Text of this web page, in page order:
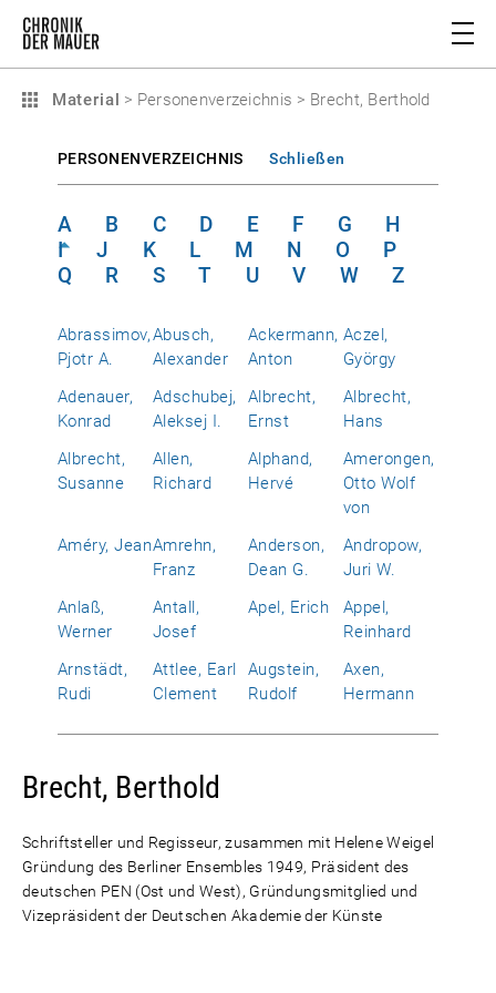
Material > Personenverzeichnis > Brecht, Berthold
PERSONENVERZEICHNIS Schließen
A B C D E F G
H
I
J K L M N O
P
Q
R S T U V W Z
Abrassimov,
Pjotr A.
Abusch,
Alexander
Ackermann,
Anton
Aczel,
György
Adenauer,
Konrad
Adschubej,
Aleksej I.
Albrecht,
Ernst
Albrecht,
Hans
Albrecht,
Susanne
Allen,
Richard
Alphand,
Hervé
Amerongen,
Otto Wolf
von
Améry, JeanAmrehn,
Franz
Anderson,
Dean G.
Andropow,
Juri W.
Anlaß,
Werner
Antall,
Josef
Apel, Erich
Appel,
Reinhard
Arnstädt,
Rudi
Attlee, Earl
Clement
Augstein,
Rudolf
Axen,
Hermann
Brecht, Berthold
Schriftsteller und Regisseur, zusammen mit Helene Weigel
Gründung des Berliner Ensembles 1949, Präsident des
deutschen PEN (Ost und West), Gründungsmitglied und
Vizepräsident der Deutschen Akademie der Künste